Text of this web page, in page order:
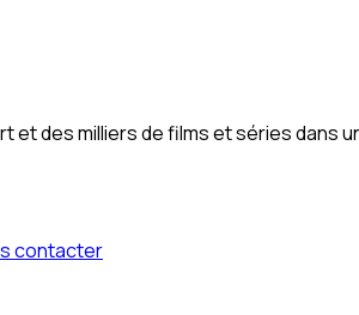
des milliers de films et séries dans
contacter